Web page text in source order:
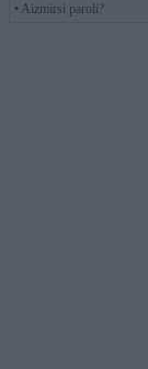
• Aizmirsi paroli?